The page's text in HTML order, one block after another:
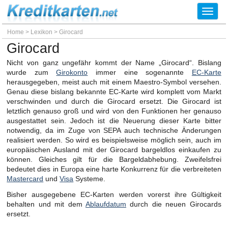
Home > Lexikon >Girocard
Girocard
Nicht von ganz ungefähr kommt der Name „Girocard“. Bislang
wurde zumGirokonto immer eine sogenannte
EC-Karte
herausgegeben, meist auch mit einem Maestro-Symbol versehen.
Genau diese bislang bekannte EC-Karte wird komplett vom Markt
verschwinden und durch die Girocard ersetzt. Die Girocard ist
letztlich genauso groß und wird von den Funktionen her genauso
ausgestattet sein. Jedoch ist die Neuerung dieser Karte bitter
notwendig, da im Zuge von SEPA auch technische Änderungen
realisiert werden. So wird es beispielsweise möglich sein, auch im
europäischen Ausland mit der Girocard bargeldlos einkaufen zu
können. Gleiches gilt für die Bargeldabhebung. Zweifelsfrei
bedeutet dies in Europa eine harte Konkurrenz für die verbreiteten
Mastercard undVisa Systeme.
Bisher ausgegebene EC-Karten werden vorerst ihre Gültigkeit
behalten und mit demAblaufdatum durch die neuen Girocards
ersetzt.